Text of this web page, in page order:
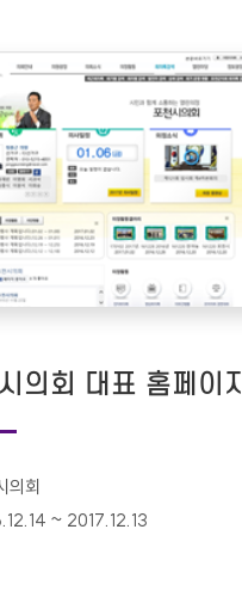
의회 대표 홈페이지
:
의회
간 :
~ 2017.12.13